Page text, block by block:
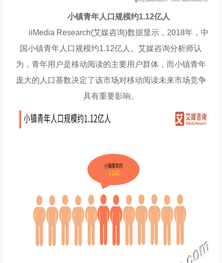
小镇青年人口规模约1.12亿人
iiMedia Research(艾媒咨询)数据显示，2018年，中
国小镇青年人口规模约1.12亿人。艾媒咨询分析师认
为，青年用户是移动阅读的主要用户群体，而小镇青年
庞大的人口基数决定了该市场对移动阅读未来市场竞争
具有重要影响。